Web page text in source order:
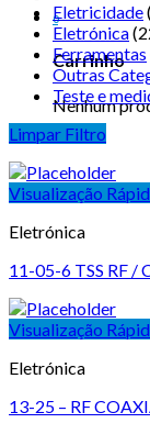
0
Carrinho
Nenhum
Eletricidade
Eletrónica
Ferramentas
Outras
Teste e
Limpar Filtro
Visualização
Eletrónica
11-05-6 TSS RF /
Visualização
Eletrónica
13-25 – RF